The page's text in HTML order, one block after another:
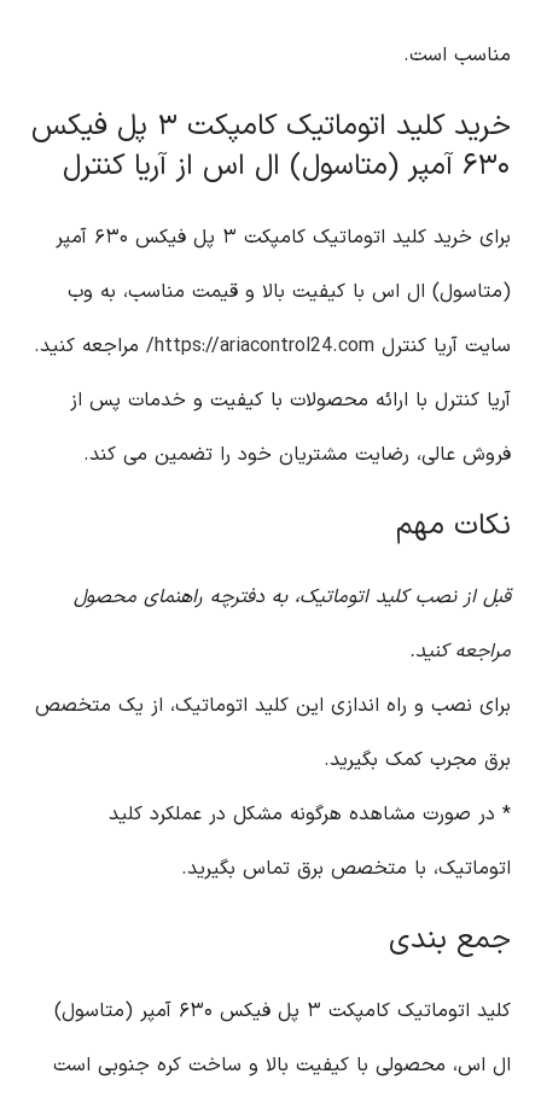
مناسب است.
خرید کلید اتوماتیک کامپکت ۳ پل فیکس
۶۳۰ آمپر (متاسول) ال اس از آریا کنترل
برای خرید کلید اتوماتیک کامپکت ۳ پل فیکس ۶۳۰ آمپر
(متاسول) ال اس با کیفیت بالا و قیمت مناسب، به وب
سایت آریا کنترل https://ariacontrol24.com/ مراجعه کنید.
آریا کنترل با ارائه محصولات با کیفیت و خدمات پس از
فروش عالی، رضایت مشتریان خود را تضمین می کند.
نکات مهم
قبل از نصب کلید اتوماتیک، به دفترچه راهنمای محصول
مراجعه کنید.
برای نصب و راه اندازی این کلید اتوماتیک، از یک متخصص
برق مجرب کمک بگیرید.
* در صورت مشاهده هرگونه مشکل در عملکرد کلید
اتوماتیک، با متخصص برق تماس بگیرید.
جمع بندی
کلید اتوماتیک کامپکت ۳ پل فیکس ۶۳۰ آمپر (متاسول)
ال اس، محصولی با کیفیت بالا و ساخت کره جنوبی است